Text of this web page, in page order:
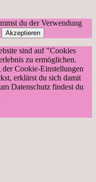
du der Verwendung
Akzeptieren
sind auf "Cookies
zu ermöglichen.
Cookie-Einstellungen
erklärst du sich damit
Datenschutz findest du